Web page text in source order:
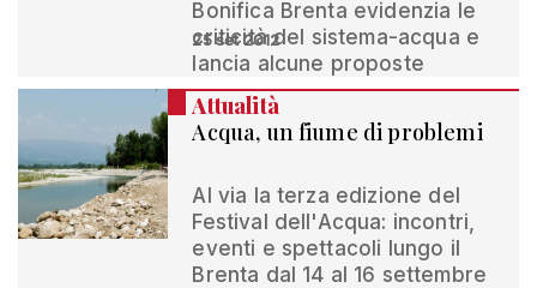
Bonifica Brenta evidenzia le
criticità del sistema-acqua e
lancia alcune proposte
25 set 2012
Attualità
Acqua, un fiume di problemi
Al via la terza edizione del
Festival dell'Acqua: incontri,
eventi e spettacoli lungo il
Brenta dal 14 al 16 settembre